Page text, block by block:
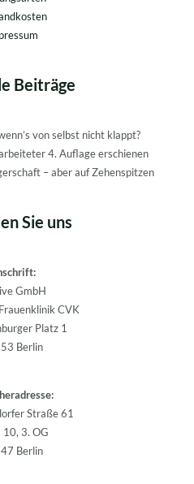
Beiträge
von selbst nicht klappt?
4. Auflage erschienen
– aber auf Zehenspitzen
Sie uns
GmbH
CVK
Platz 1
Berlin
Straße 61
10, 3. OG
Berlin